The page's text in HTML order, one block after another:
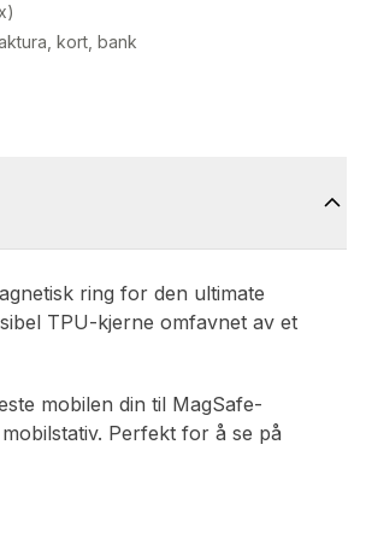
kort, bank
ring for den ultimate
TPU-kjerne omfavnet av et
mobilen din til MagSafe-
Perfekt for å se på